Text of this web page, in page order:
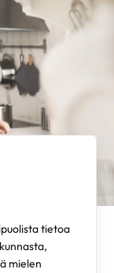
tietoa
mielen